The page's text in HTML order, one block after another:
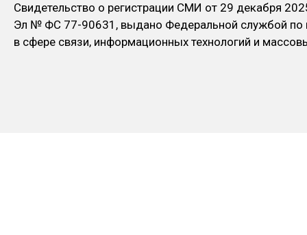
Свидетельство о регистрации СМИ от 29 декабря
Эл № ФC 77-90631, выдано Федеральной службой по
в сфере связи, информационных технологий и